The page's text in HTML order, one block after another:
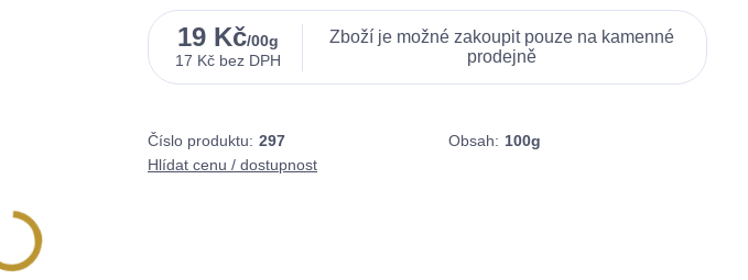
19 Kč/00g
17 Kč bez DPH
Číslo produktu: 297 Obsah: 100g
Hlídat cenu / dostupnost